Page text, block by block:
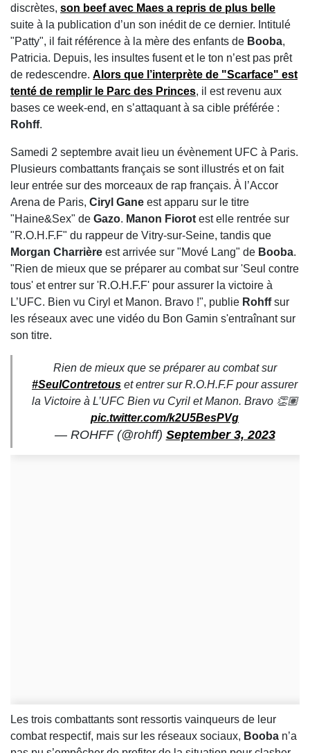
discrètes, son beef avec Maes a repris de plus belle
suite à la publication d’un son inédit de ce dernier. Intitulé
"Patty", il fait référence à la mère des enfants de Booba,
Patricia. Depuis, les insultes fusent et le ton n’est pas prêt
de redescendre. Alors que l’interprète de "Scarface" est
tenté de remplir le Parc des Princes, il est revenu aux
bases ce week-end, en s’attaquant à sa cible préférée :
Rohff.
Samedi 2 septembre avait lieu un évènement UFC à Paris.
Plusieurs combattants français se sont illustrés et on fait
leur entrée sur des morceaux de rap français. À l’Accor
Arena de Paris, Ciryl Gane est apparu sur le titre
"Haine&Sex" de Gazo. Manon Fiorot est elle rentrée sur
"R.O.H.F.F" du rappeur de Vitry-sur-Seine, tandis que
Morgan Charrière est arrivée sur "Mové Lang" de Booba.
"Rien de mieux que se préparer au combat sur 'Seul contre
tous' et entrer sur 'R.O.H.F.F' pour assurer la victoire à
L’UFC. Bien vu Ciryl et Manon. Bravo !", publie Rohffsur
les réseaux avec une vidéo du Bon Gamin s'entraînant sur
son titre.
Rien de mieux que se préparer au combat sur
#SeulContretous et entrer sur R.O.H.F.F pour assurer
la Victoire à L’UFC Bien vu Cyril et Manon. Bravo 👏🏽
pic.twitter.com/k2U5BesPVg
— ROHFF (@rohff) September 3, 2023
Les trois combattants sont ressortis vainqueurs de leur
combat respectif, mais sur les réseaux sociaux, Booba n’a